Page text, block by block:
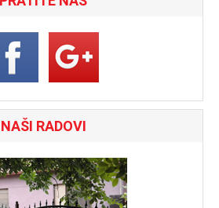
NAŠI RADOVI